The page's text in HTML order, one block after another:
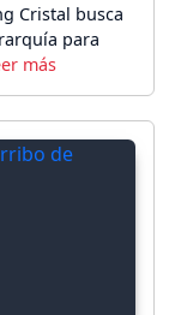
Cristal busca
para